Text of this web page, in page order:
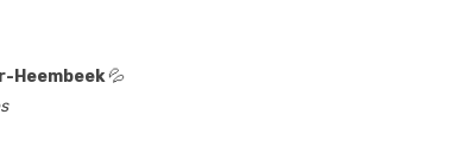
Heembeek💦